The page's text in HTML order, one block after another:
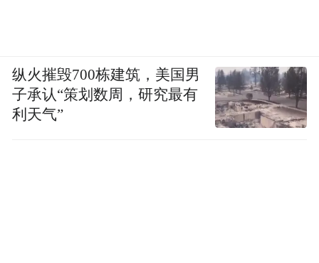
纵火摧毁700栋建筑，美国男
子承认“策划数周，研究最有
利天气”